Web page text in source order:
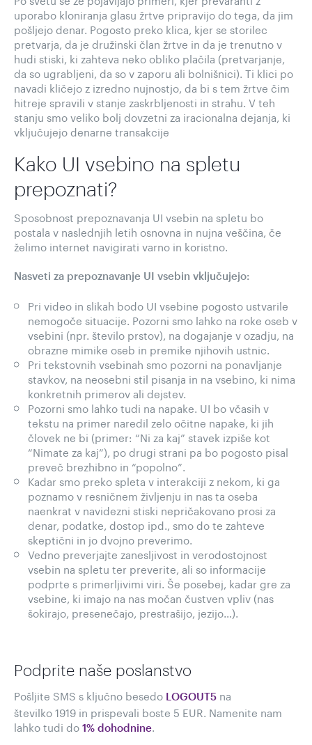
uporabo kloniranja glasu žrtve pripravijo do tega, da jim
pošljejo denar. Pogosto preko klica, kjer se storilec
pretvarja, da je družinski član žrtve in da je trenutno v
hudi stiski, ki zahteva neko obliko plačila (pretvarjanje,
da so ugrabljeni, da so v zaporu ali bolnišnici). Ti klici po
navadi kličejo z izredno nujnostjo, da bi s tem žrtve čim
hitreje spravili v stanje zaskrbljenosti in strahu. V teh
stanju smo veliko bolj dovzetni za iracionalna dejanja, ki
vključujejo denarne transakcije
Kako UI vsebino na spletu
prepoznati?
Sposobnost prepoznavanja UI vsebin na spletu bo
postala v naslednjih letih osnovna in nujna veščina, če
želimo internet navigirati varno in koristno.
Nasveti za prepoznavanje UI vsebin vključujejo:
Pri video in slikah bodo UI vsebine pogosto ustvarile
nemogoče situacije. Pozorni smo lahko na roke oseb v
vsebini (npr. število prstov), na dogajanje v ozadju, na
obrazne mimike oseb in premike njihovih ustnic.
Pri tekstovnih vsebinah smo pozorni na ponavljanje
stavkov, na neosebni stil pisanja in na vsebino, ki nima
konkretnih primerov ali dejstev.
Pozorni smo lahko tudi na napake. UI bo včasih v
tekstu na primer naredil zelo očitne napake, ki jih
človek ne bi (primer: “Ni za kaj” stavek izpiše kot
“Nimate za kaj”), po drugi strani pa bo pogosto pisal
preveč brezhibno in “popolno”.
Kadar smo preko spleta v interakciji z nekom, ki ga
poznamo v resničnem življenju in nas ta oseba
naenkrat v navidezni stiski nepričakovano prosi za
denar, podatke, dostop ipd., smo do te zahteve
skeptični in jo dvojno preverimo.
Vedno preverjajte zanesljivost in verodostojnost
vsebin na spletu ter preverite, ali so informacije
podprte s primerljivimi viri. Še posebej, kadar gre za
vsebine, ki imajo na nas močan čustven vpliv (nas
šokirajo, presenečajo, prestrašijo, jezijo…).
Podprite naše poslanstvo
Pošljite SMS s ključno besedo LOGOUT5 na
številko 1919 in prispevali boste 5 EUR. Namenite nam
lahko tudi do 1% dohodnine.